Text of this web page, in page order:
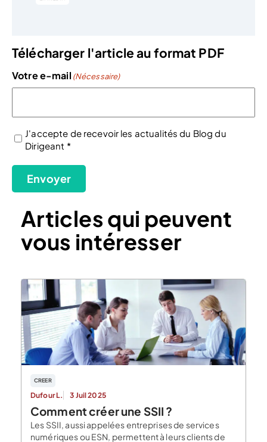
Télécharger l'article au format PDF
Votre e-mail (Nécessaire)
(Nécessaire)
J'accepte de recevoir les actualités du Blog du
Dirigeant *
Envoyer
Articles qui peuvent
vous intéresser
CREER
Dufour L. 3 Juil 2025
Comment créer une SSII ?
Les SSII, aussi appelées entreprises de services
numériques ou ESN, permettent à leurs clients de